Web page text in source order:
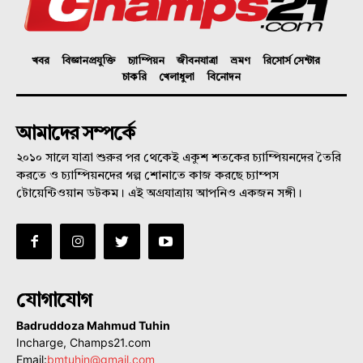
খবর বিজ্ঞানপ্রযুক্তি চ্যাম্পিয়ন জীবনযাত্রা ভ্রমণ
রিসোর্স সেন্টার
চাকরি
খেলাধুলা বিনোদন
আমাদের সম্পর্কে
২০১০ সালে যাত্রা শুরুর পর থেকেই একুশ শতকের চ্যাম্পিয়নদের তৈরি
করতে ও চ্যাম্পিয়নদের গল্প শোনাতে কাজ করছে চ্যাম্পস
টোয়েন্টিওয়ান ডটকম। এই অগ্রযাত্রায় আপনিও একজন সঙ্গী।
যোগাযোগ
Badruddoza Mahmud Tuhin
Incharge, Champs21.com
Email:bmtuhin@gmail.com